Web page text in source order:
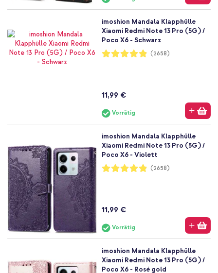
imoshion Mandala Klapphülle
Xiaomi Redmi Note 13 Pro (5G) /
Poco X6 - Schwarz
Bewertung:
97%
(2658)
11,99 €
Vorrätig
imoshion Mandala Klapphülle
Xiaomi Redmi Note 13 Pro (5G) /
Poco X6 - Violett
Bewertung:
97%
(2658)
11,99 €
Vorrätig
imoshion Mandala Klapphülle
Xiaomi Redmi Note 13 Pro (5G) /
Poco X6 - Rosé gold